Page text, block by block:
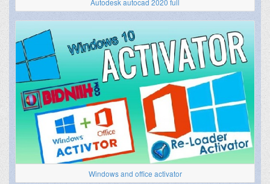
Windows and office activator